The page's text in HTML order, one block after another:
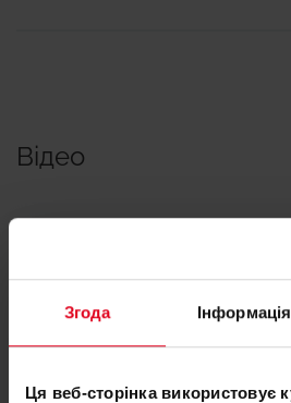
Згода Інформація
Ця веб-сторінка використовує
Відео